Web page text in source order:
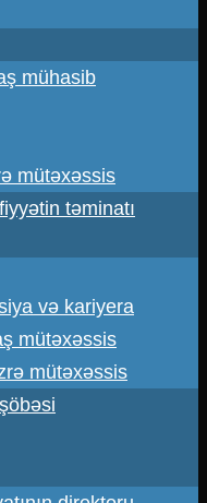
mühasib
mütəxəssis
təminatı
və kariyera
mütəxəssis
mütəxəssis